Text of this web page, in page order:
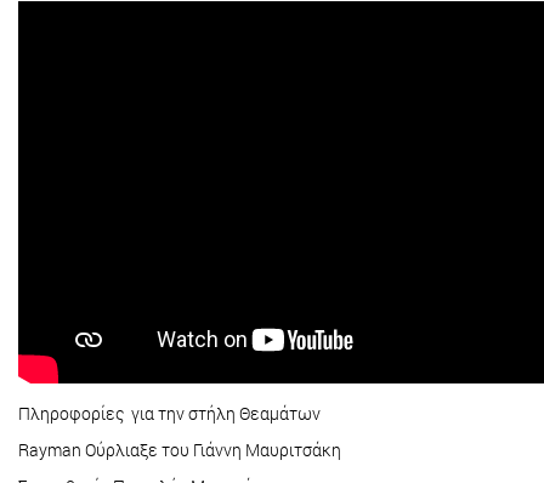
Πληροφορίες για την στήλη Θεαμάτων
Rayman Ούρλιαξε του Γιάννη Μαυριτσάκη